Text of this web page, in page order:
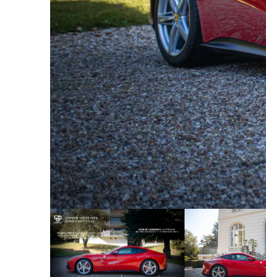
- CALR- Étriers de frein en couleur
- CIDL- Kit carbone pour le cockpit
- CRS1- Régulateur de vitesse
- DATR- Inserts de tableau de
- DAY1- Sièges Daytona
- EMR1- Pied de rétroviseur peint
- HAW1- Pare-brise avec verre
- LOGO- Emblème Scuderia Ferrari